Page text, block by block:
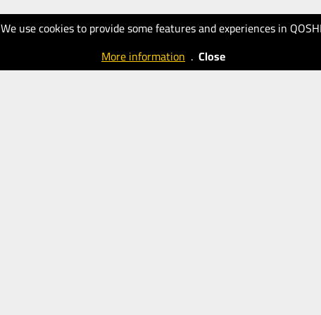
We use cookies to provide some features and experiences in
More information . Close